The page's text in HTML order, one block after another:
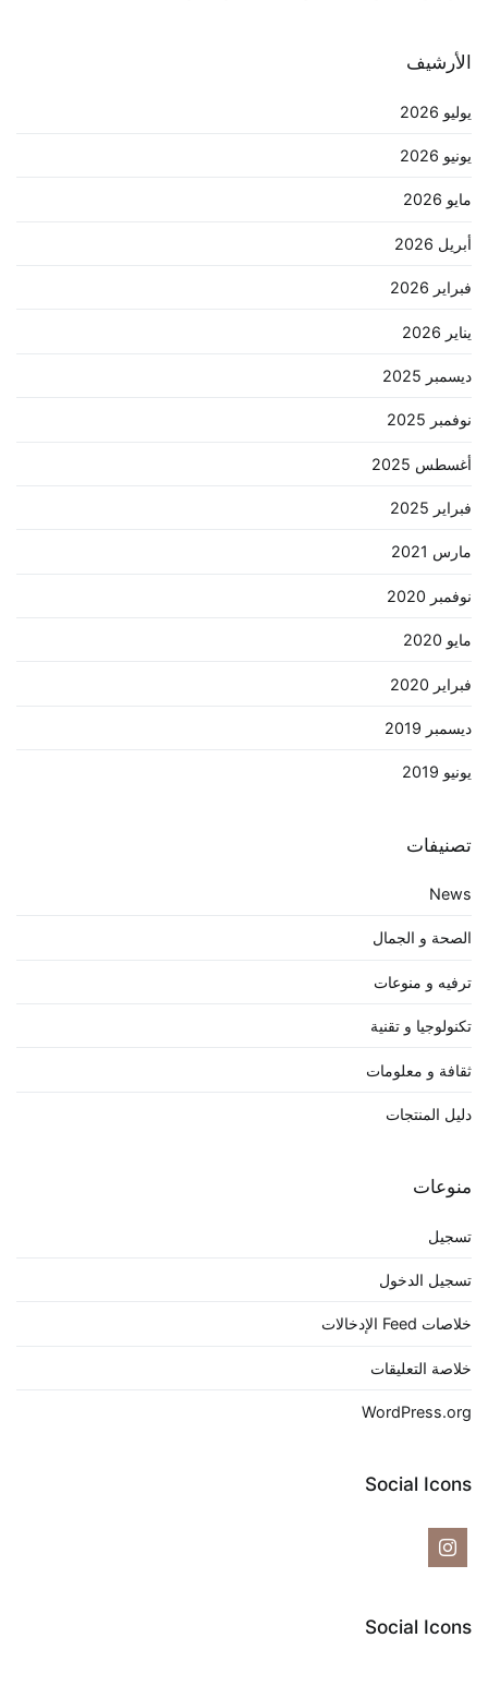
الأرشيف
يوليو 2026
يونيو 2026
مايو 2026
أبريل 2026
فبراير 2026
يناير 2026
ديسمبر 2025
نوفمبر 2025
أغسطس 2025
فبراير 2025
مارس 2021
نوفمبر 2020
مايو 2020
فبراير 2020
ديسمبر 2019
يونيو 2019
تصنيفات
News
الصحة و الجمال
ترفيه و منوعات
تكنولوجيا و تقنية
ثقافة و معلومات
دليل المنتجات
منوعات
تسجيل
تسجيل الدخول
خلاصات Feed الإدخالات
خلاصة التعليقات
WordPress.org
Social Icons
Social Icons